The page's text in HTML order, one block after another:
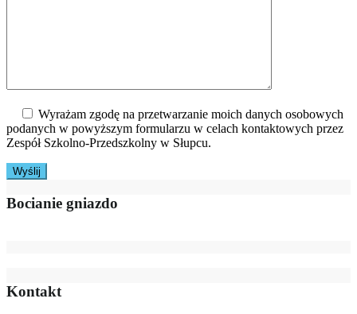
Wyrażam zgodę na przetwarzanie moich danych osobowych
podanych w powyższym formularzu w celach kontaktowych przez
Zespół Szkolno-Przedszkolny w Słupcu.
Bocianie gniazdo
Kontakt